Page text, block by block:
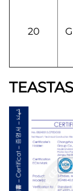
20